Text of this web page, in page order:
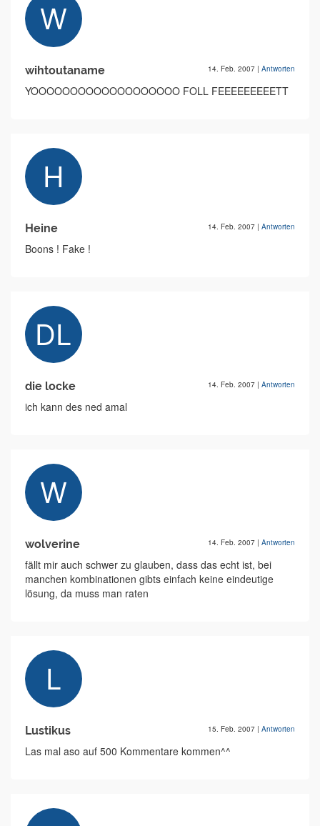
wihtoutaname 14. Feb. 2007 | Antworten
YOOOOOOOOOOOOOOOOOOO FOLL FEEEEEEEEETT
Heine 14. Feb. 2007 | Antworten
Boons ! Fake !
die locke 14. Feb. 2007 | Antworten
ich kann des ned amal
wolverine 14. Feb. 2007 | Antworten
fällt mir auch schwer zu glauben, dass das echt ist, bei
manchen kombinationen gibts einfach keine eindeutige
lösung, da muss man raten
Lustikus 15. Feb. 2007 | Antworten
Las mal aso auf 500 Kommentare kommen^^